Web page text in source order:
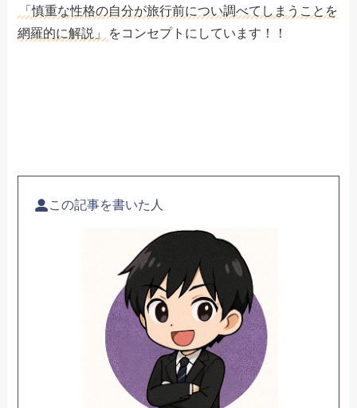
「慎重な性格の自分が旅行前につい調べてしまうことを
網羅的に解説」
をコンセプトにしています！！
この記事を書いた人